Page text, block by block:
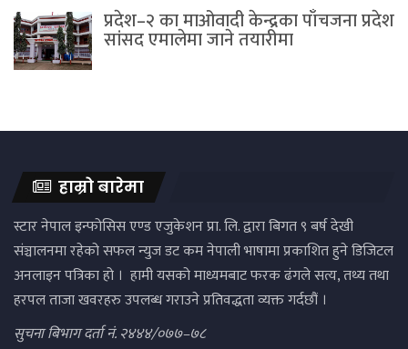
प्रदेश–२ का माओवादी केन्द्रका पाँचजना प्रदेश
सांसद एमालेमा जाने तयारीमा
हाम्रो बारेमा
स्टार नेपाल इन्फोसिस एण्ड एजुकेशन प्रा. लि. द्वारा बिगत ९ बर्ष देखी
संञ्चालनमा रहेको सफल न्युज डट कम नेपाली भाषामा प्रकाशित हुने डिजिटल
अनलाइन पत्रिका हो । हामी यसको माध्यमबाट फरक ढंगले सत्य, तथ्य तथा
हरपल ताजा खवरहरु उपलब्ध गराउने प्रतिवद्धता व्यक्त गर्दछौं ।
सुचना बिभाग दर्ता नं. २४४४/०७७–७८